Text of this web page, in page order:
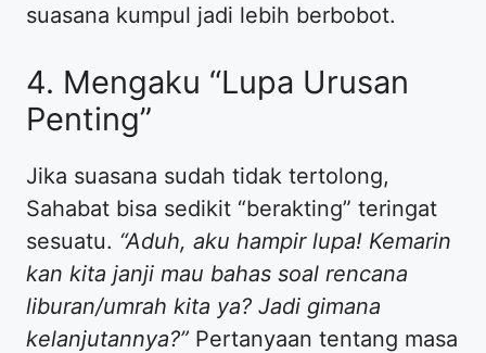
suasana kumpul jadi lebih berbobot.
​4. Mengaku “Lupa Urusan
Penting”
​Jika suasana sudah tidak tertolong,
Sahabat bisa sedikit “berakting” teringat
sesuatu. “Aduh, aku hampir lupa! Kemarin
kan kita janji mau bahas soal rencana
liburan/umrah kita ya? Jadi gimana
kelanjutannya?” Pertanyaan tentang masa